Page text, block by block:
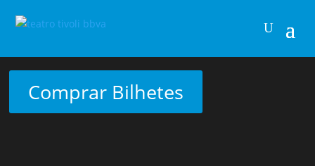
Comprar Bilhetes